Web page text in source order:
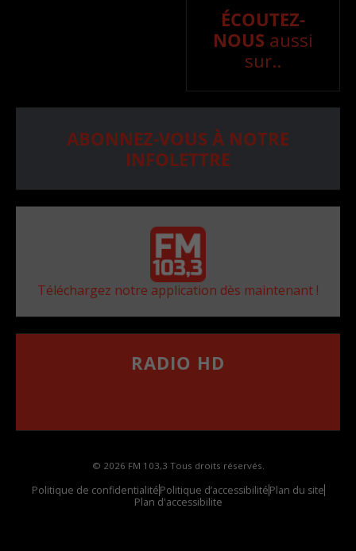
ÉCOUTEZ-
NOUS aussi
sur..
ABONNEZ-VOUS À NOTRE
INFOLETTRE
Téléchargez notre application dès maintenant !
RADIO HD
© 2026 FM 103,3 Tous droits réservés.
Politique de confidentialitéPolitique d’accessibilitéPlan du site
Plan d'accessibilite